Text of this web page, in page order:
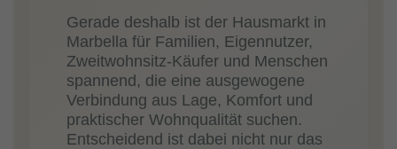
Gerade deshalb ist der Hausmarkt in
Marbella für Familien, Eigennutzer,
Zweitwohnsitz-Käufer und Menschen
spannend, die eine ausgewogene
Verbindung aus Lage, Komfort und
praktischer Wohnqualität suchen.
Entscheidend ist dabei nicht nur das